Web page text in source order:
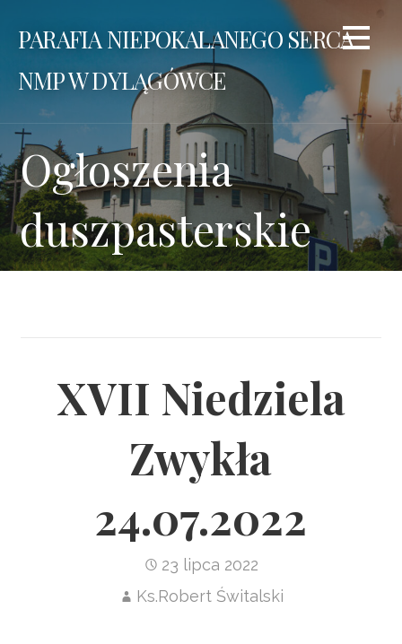
PARAFIA NIEPOKALANEGO SERCA
NMP W DYLĄGÓWCE
Ogłoszenia
duszpasterskie
XVII Niedziela
Zwykła
24.07.2022
23 lipca 2022
Ks.Robert Świtalski